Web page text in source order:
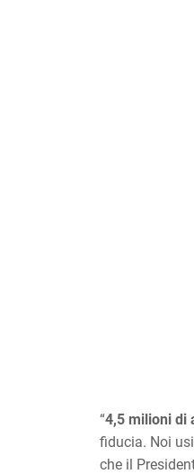
“4,5 milioni di
fiducia. Noi
che il